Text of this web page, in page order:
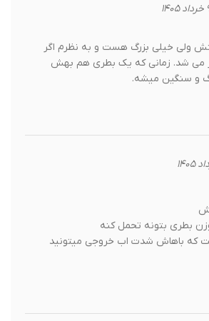
خیلی بزرگ هست و به نظرم اگر
شد. زمانی که یک بطری هم بهش
سنگین میشه.
بتونه تحمل کنه
باهاش شدت اب خروجی میتونید